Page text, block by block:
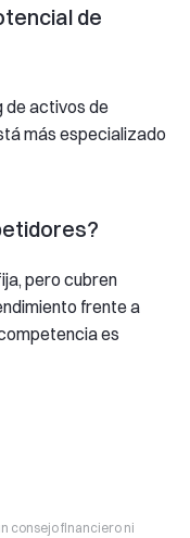
de
de activos de
más especializado
pero cubren
frente a
es
consejo financiero ni